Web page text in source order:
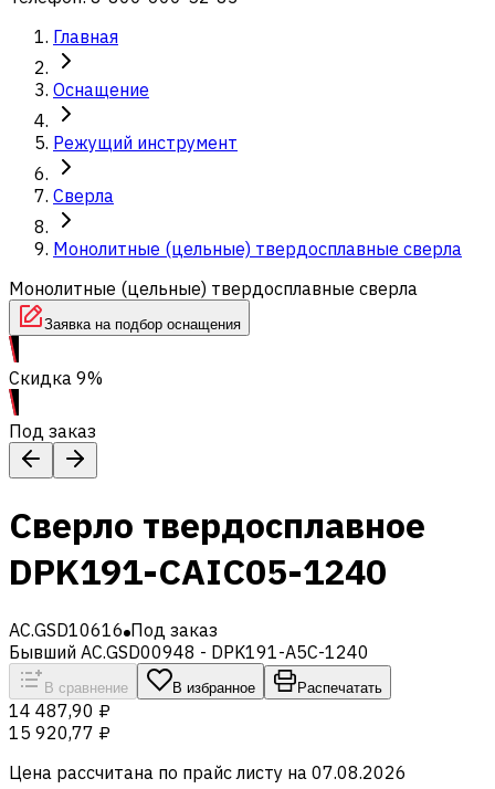
Главная
Оснащение
Режущий инструмент
Сверла
Монолитные (цельные) твердосплавные сверла
Монолитные (цельные) твердосплавные сверла
Заявка на подбор оснащения
Скидка 9%
Под заказ
Сверло твердосплавное
DPK191-CAIC05-1240
AC.GSD10616 Под заказ
Бывший AC.GSD00948 - DPK191-A5C-1240
В сравнение В избранное Распечатать
14 487,90 ₽
15 920,77 ₽
Цена рассчитана по прайс листу на 07.08.2026